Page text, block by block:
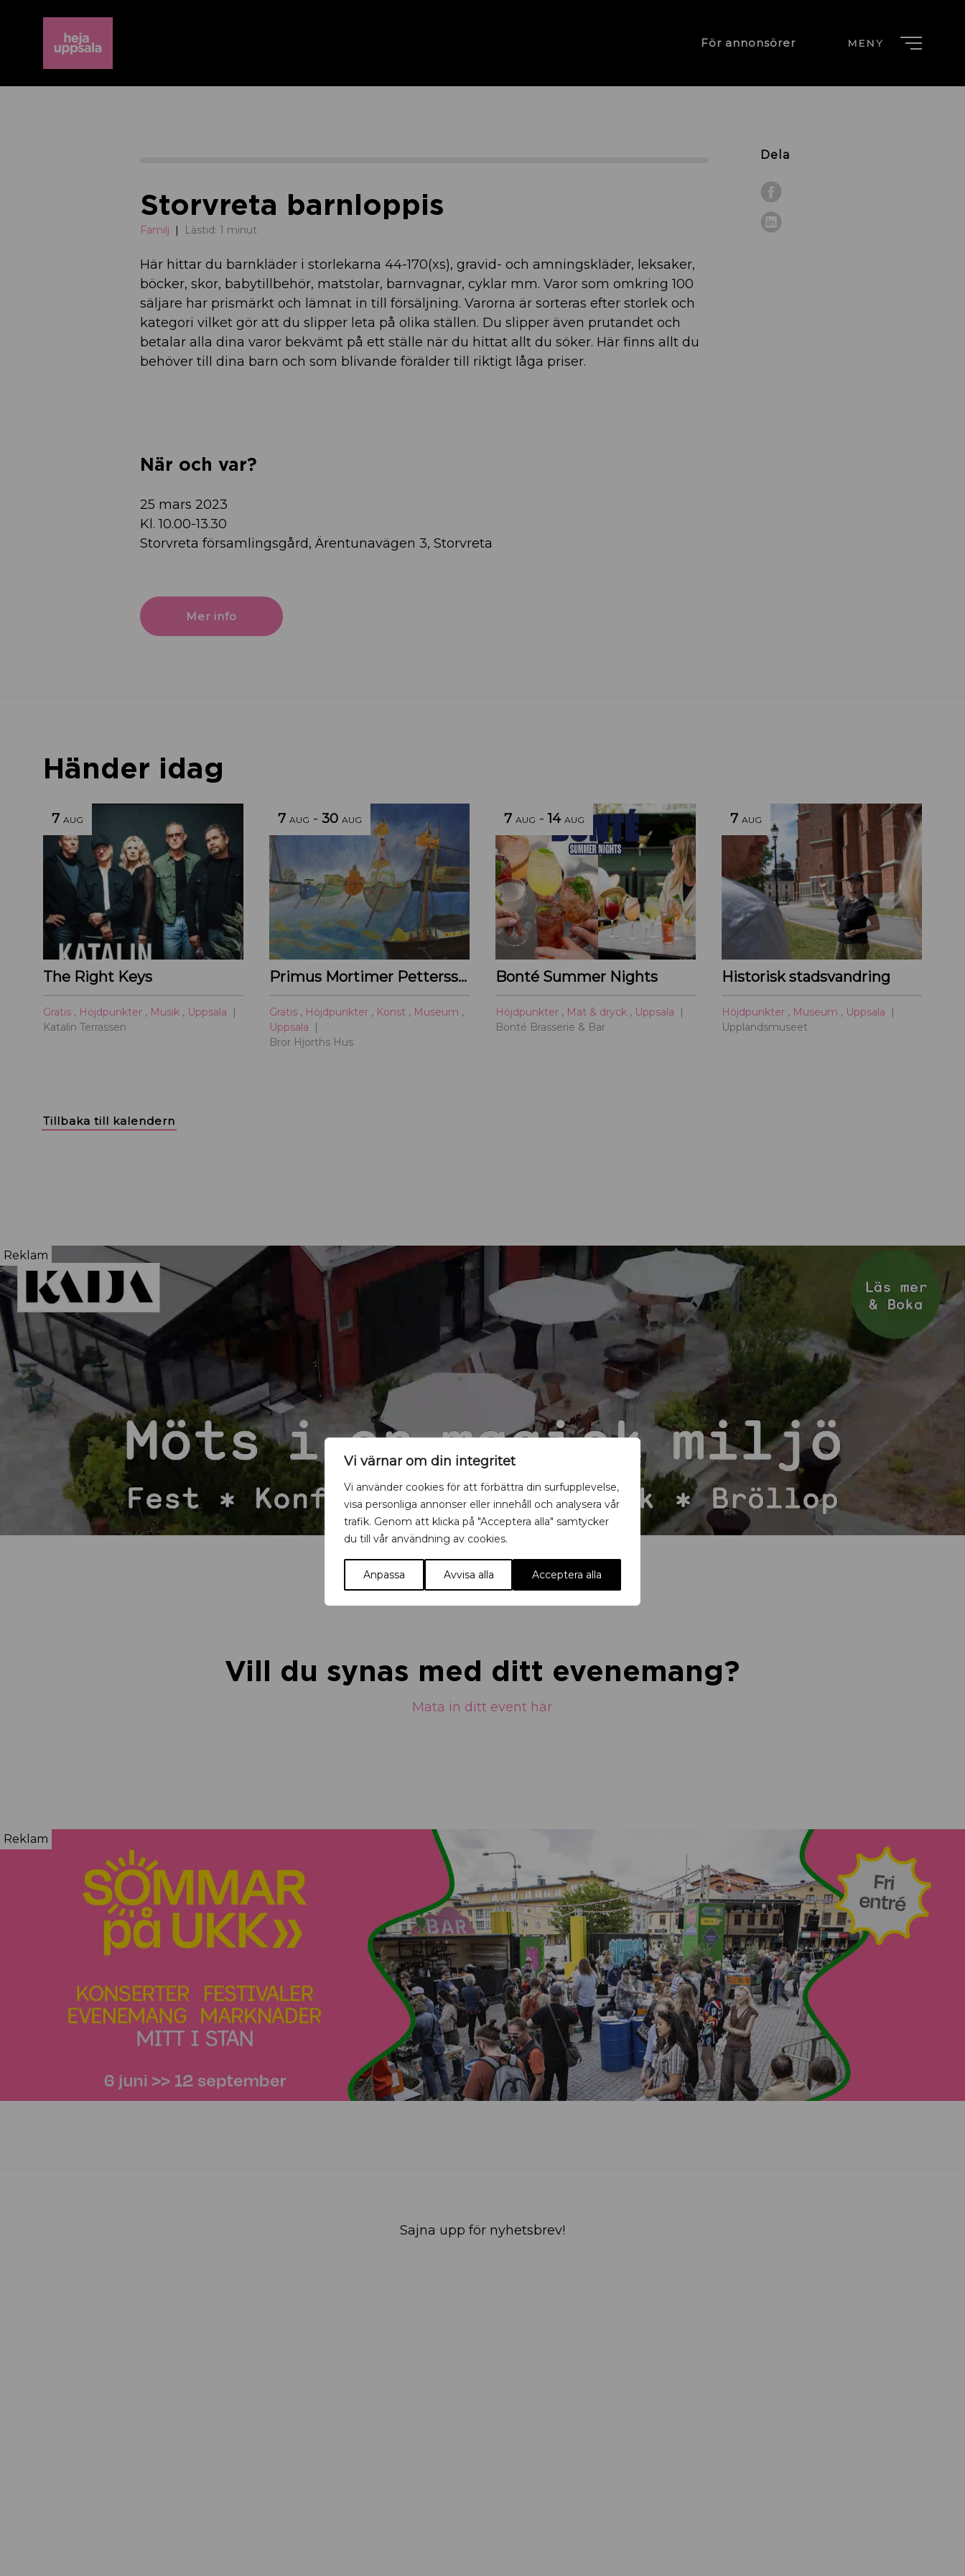
Vi värnar om din integritet
Vi använder cookies för att förbättra din surfupplevelse,
visa personliga annonser eller innehåll och analysera vår
trafik. Genom att klicka på "Acceptera alla" samtycker
du till vår användning av cookies.
Anpassa Avvisa alla Acceptera alla
För annonsörer MENY
Dela
Storvreta barnloppis
Familj Lästid: 1 minut
Här hittar du barnkläder i storlekarna 44-170(xs), gravid- och amningskläder, leksaker,
böcker, skor, babytillbehör, matstolar, barnvagnar, cyklar mm. Varor som omkring 100
säljare har prismärkt och lämnat in till försäljning. Varorna är sorteras efter storlek och
kategori vilket gör att du slipper leta på olika ställen. Du slipper även prutandet och
betalar alla dina varor bekvämt på ett ställe när du hittat allt du söker. Här finns allt du
behöver till dina barn och som blivande förälder till riktigt låga priser.
När och var?
25 mars 2023
Kl. 10.00-13.30
Storvreta församlingsgård, Ärentunavägen 3, Storvreta
Mer info
Händer idag
7 AUG
The Right Keys
Gratis , Höjdpunkter , Musik , Uppsala
Katalin Terrassen
7 AUG - 30 AUG
Primus Mortimer Pettersson
Gratis , Höjdpunkter , Konst , Museum ,
Uppsala
Bror Hjorths Hus
7 AUG -14 AUG
Bonté Summer Nights
Höjdpunkter , Mat & dryck , Uppsala
Bonté Brasserie & Bar
7 AUG
Historisk stadsvandring
Höjdpunkter , Museum , Uppsala
Upplandsmuseet
Tillbaka till kalendern
Reklam
Vill du synas med ditt evenemang?
Mata in ditt event här
Reklam
Sajna upp för nyhetsbrev!